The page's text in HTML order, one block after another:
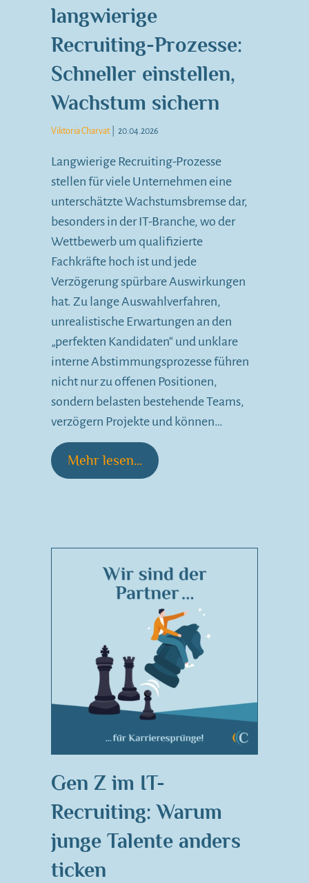
langwierige
Recruiting-Prozesse:
Schneller einstellen,
Wachstum sichern
Viktoria Charvat 20.04.2026
Langwierige Recruiting-Prozesse
stellen für viele Unternehmen eine
unterschätzte Wachstumsbremse dar,
besonders in der IT-Branche, wo der
Wettbewerb um qualifizierte
Fachkräfte hoch ist und jede
Verzögerung spürbare Auswirkungen
hat. Zu lange Auswahlverfahren,
unrealistische Erwartungen an den
„perfekten Kandidaten“ und unklare
interne Abstimmungsprozesse führen
nicht nur zu offenen Positionen,
sondern belasten bestehende Teams,
verzögern Projekte und können…
Mehr lesen...
Gen Z im IT-
Recruiting: Warum
junge Talente anders
ticken